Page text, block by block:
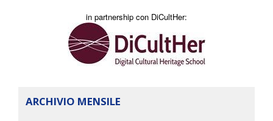
in partnership con DiCultHer:
ARCHIVIO MENSILE